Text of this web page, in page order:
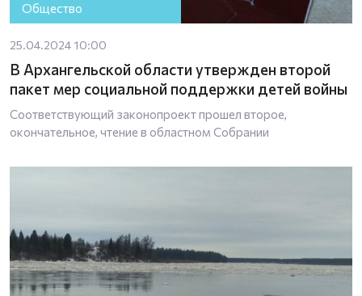
Общество
25.04.2024 10:00
В Архангельской области утвержден второй
пакет мер социальной поддержки детей войны
Соответствующий законопроект прошел второе,
окончательное, чтение в областном Собрании